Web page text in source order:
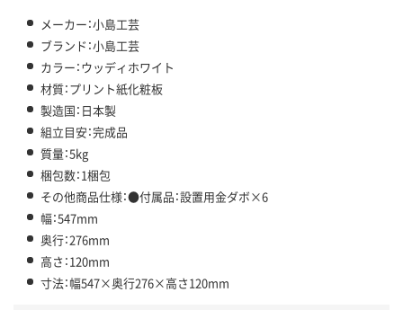
メーカー：小島工芸
ブランド：小島工芸
カラー：ウッディホワイト
材質：プリント紙化粧板
製造国：日本製
組立目安：完成品
質量：5kg
梱包数：1梱包
その他商品仕様：●付属品：設置用金ダボ×6
幅：547mm
奥行：276mm
高さ：120mm
寸法：幅547×奥行276×高さ120mm